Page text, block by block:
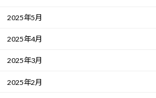
2025年5月
2025年4月
2025年3月
2025年2月